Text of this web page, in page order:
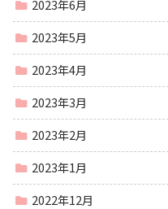
2023年6月
2023年5月
2023年4月
2023年3月
2023年2月
2023年1月
2022年12月